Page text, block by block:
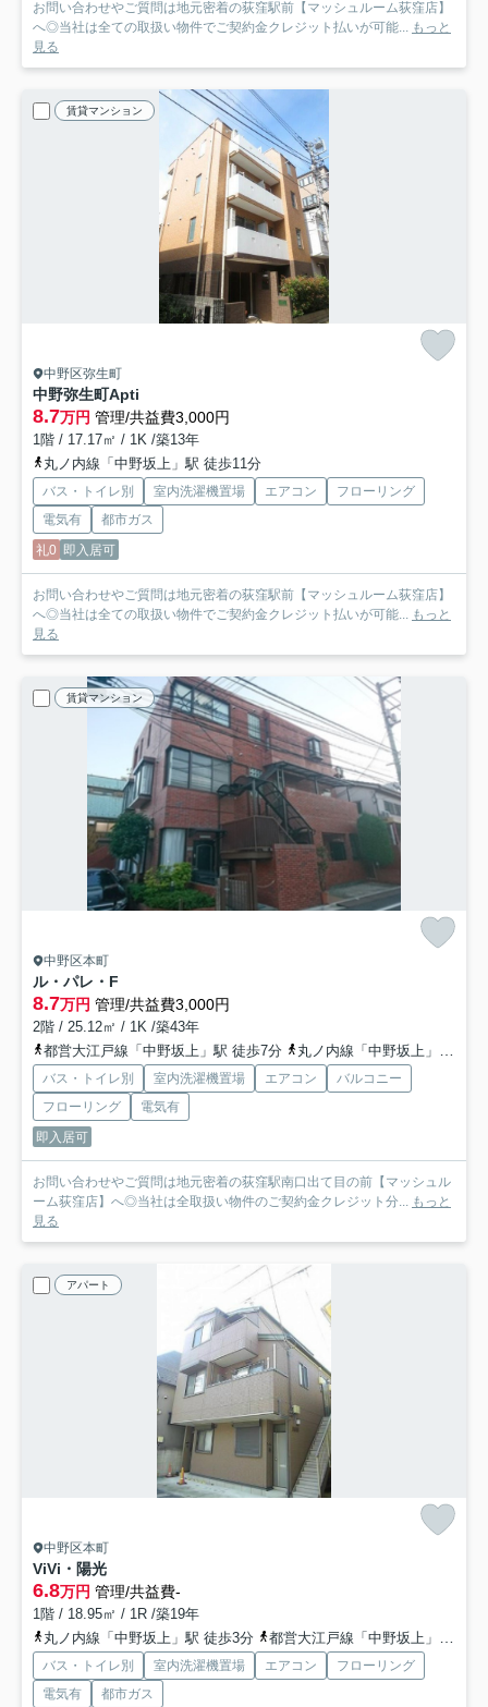
お問い合わせやご質問は地元密着の荻窪駅前【マッシュルーム荻窪店】
へ◎当社は全ての取扱い物件でご契約金クレジット払いが可能... もっと
見る
賃貸マンション
中野区弥生町
中野弥生町Apti
8.7万円 管理/共益費3,000円
1階 / 17.17㎡ / 1K /築13年
丸ノ内線「中野坂上」駅 徒歩11分
バス・トイレ別 室内洗濯機置場 エアコン
フローリング
電気有
都市ガス
礼0 即入居可
お問い合わせやご質問は地元密着の荻窪駅前【マッシュルーム荻窪店】
へ◎当社は全ての取扱い物件でご契約金クレジット払いが可能... もっと
見る
賃貸マンション
中野区本町
ル・パレ・F
8.7万円 管理/共益費3,000円
2階 / 25.12㎡ / 1K /築43年
都営大江戸線「中野坂上」駅 徒歩7分
丸ノ内線「中野坂上」駅 徒歩7分
バス・トイレ別 室内洗濯機置場 エアコン
バルコニー
フローリング
電気有
即入居可
お問い合わせやご質問は地元密着の荻窪駅南口出て目の前【マッシュル
ーム荻窪店】へ◎当社は全取扱い物件のご契約金クレジット分... もっと
見る
アパート
中野区本町
ViVi・陽光
6.8万円 管理/共益費-
1階 / 18.95㎡ / 1R /築19年
丸ノ内線「中野坂上」駅 徒歩3分
都営大江戸線「中野坂上」駅 徒歩3分
バス・トイレ別 室内洗濯機置場 エアコン
フローリング
電気有
都市ガス